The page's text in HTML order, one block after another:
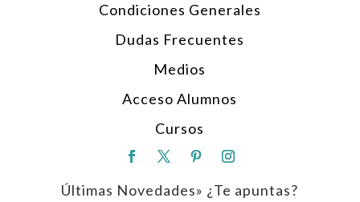
Condiciones Generales
Dudas Frecuentes
Medios
Acceso Alumnos
Cursos
Últimas Novedades» ¿Te apuntas?